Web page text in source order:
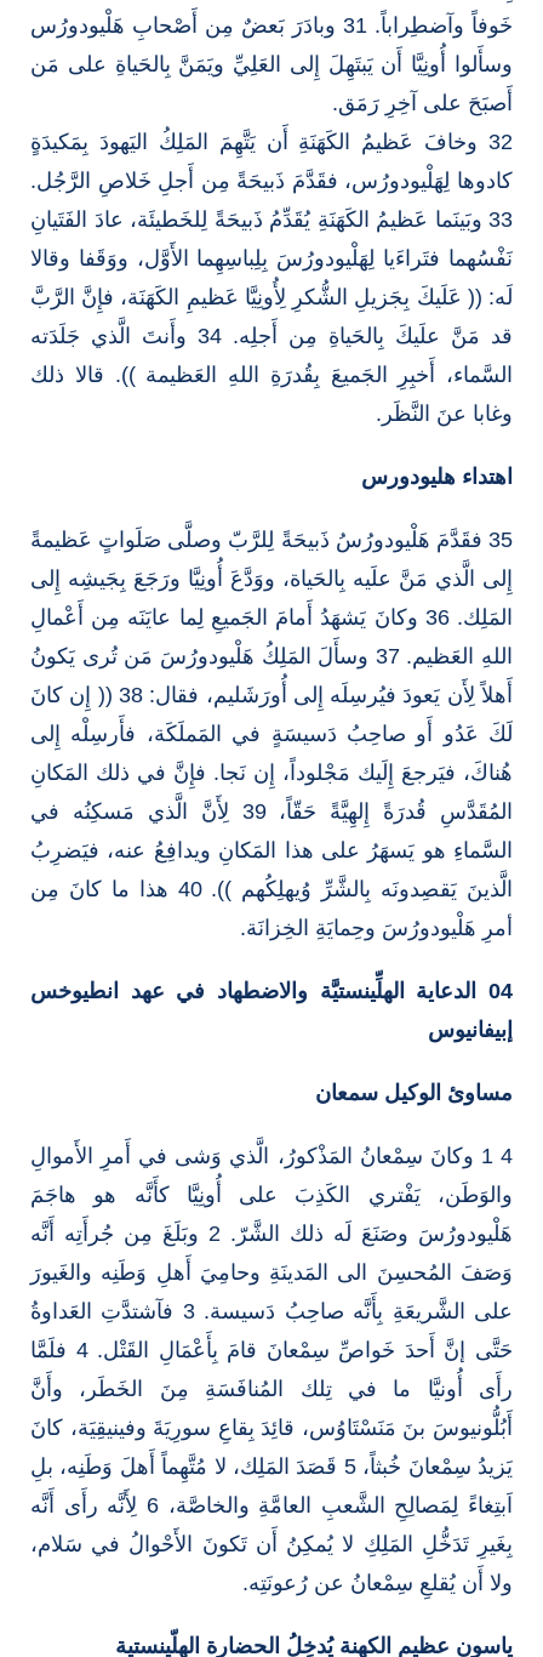
خَوفاً وآضطِراباً. 31 وبادَرَ بَعضٌ مِن أَصْحابِ هَلْيودورُس
وسأَلوا أُونِيَّا أَن يَبتَهِلَ إِلى العَلِيِّ ويَمَنَّ بِالحَياةِ على مَن
أَصبَحَ على آخِرِ رَمَق.
32 وخافَ عَظيمُ الكَهَنَةِ أَن يَتَّهِمَ المَلِكُ اليَهودَ بِمَكيدَةٍ
كادوها لِهَلْيودورُس، فقَدَّمَ ذَبيحَةً مِن أَجلِ خَلاصِ الرَّجُل.
33 وبَينَما عَظيمُ الكَهَنَةِ يُقَدِّمُ ذَبيحَةً لِلخَطيئَة، عادَ الفَتَيانِ
نَفْسُهما فتَراءَيا لِهَلْيودورُسَ بِلِباسِهِما الأَوَّل، ووَقَفا وقالا
لَه: (( عَلَيكَ بِجَزيلِ الشُّكرِ لِأُونِيَّا عَظيمِ الكَهَنَة، فإِنَّ الرَّبَّ
قد مَنَّ علَيكَ بِالحَياةِ مِن أَجلِه. 34 وأَنتَ الَّذي جَلَدَته
السَّماء، أَخبِرِ الجَميعَ بِقُدرَةِ اللهِ العَظيمة )). قالا ذلك
وغابا عنَ النَّظَر.
اهتداء هليودورس
35 فقَدَّمَ هَلْيودورُسُ ذَبيحَةً لِلرَّبّ وصلَّى صَلَواتٍ عَظيمةً
إِلى الَّذي مَنَّ علَيه بِالحَياة، ووَدَّعَ أُونِيَّا ورَجَعَ بِجَيشِه إِلى
المَلِك. 36 وكانَ يَشهَدُ أَمامَ الجَميعِ لِما عايَنَه مِن أَعْمالِ
اللهِ العَظيم. 37 وسأَلَ المَلِكُ هَلْيودورُسَ مَن تُرى يَكونُ
أَهلاً لِأَن يَعودَ فيُرسِلَه إِلى أُورَشَليم، فقال: 38 (( إِن كانَ
لَكَ عَدُو أَو صاحِبُ دَسيسَةٍ في المَملَكَة، فأَرسِلْه إِلى
هُناكَ، فيَرجعَ إِلَيك مَجْلوداً، إِن نَجا. فإِنَّ في ذلك المَكانِ
المُقَدَّسِ قُدرَةً إِلهِيَّةً حَقّاً، 39 لِأَنَّ الَّذي مَسكِنُه في
السَّماءِ هو يَسهَرُ على هذا المَكانِ ويدافِعُ عنه، فيَضرِبُ
الَّذينَ يَقصِدونَه بِالشَّرِّ وُيهلِكُهم )). 40 هذا ما كانَ مِن
أمرِ هَلْيودورُسَ وحِمايَةِ الخِزانَة.
04 الدعاية الهلِّينستيَّة والاضطهاد في عهد انطيوخس
إبيفانيوس
مساوئ الوكيل سمعان
4 1 وكانَ سِمْعانُ المَذْكورُ، الَّذي وَشى في أَمرِ الأَموالِ
والوَطَن، يَفْتري الكَذِبَ على أُونِيَّا كأَنَّه هو هاجَمَ
هَلْيودورُسَ وصَنَعَ لَه ذلك الشَّرّ. 2 وبَلَغَ مِن جُرأَتِه أَنَّه
وَصَفَ المُحسِنَ الى المَدينَةِ وحامِيَ أَهلِ وَطَنِه والغَيورَ
على الشَّريعَةِ بِأَنَّه صاحِبُ دَسيسة. 3 فآشتدَّتِ العَداوةُ
حَتَّى إنَّ أَحدَ خَواصِّ سِمْعانَ قامَ بِأَعْمَالِ القَتْل. 4 فلَمَّا
رأَى أُونيَّا ما في تِلك المُنافَسَةِ مِنَ الخَطَر، وأَنَّ
أَبُلُّونيوسَ بنَ مَنَسْتَاوُس، قائِدَ بِقاعِ سورِيَةَ وفينيقِيَة، كانَ
يَزيدُ سِمْعانَ خُبثاً، 5 قَصَدَ المَلِك، لا مُتَّهِماً أَهلَ وَطَنِه، بلِ
اَبتِغاءً لِمَصالِحِ الشَّعبِ العامَّةِ والخاصَّة، 6 لِأَنَّه رأَى أَنَّه
بِغَيرِ تَدَخُّلِ المَلِكِ لا يُمكِنُ أَن تَكونَ الأَحْوالُ في سَلام،
ولا أَن يُقلعِ سِمْعانُ عن رُعونَتِه.
ياسون عظيم الكهنة يُدخِلُ الحضارة الهلّينستية